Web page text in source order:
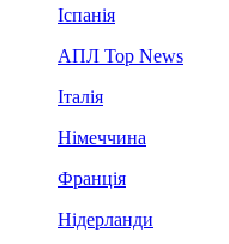
Іспанія
АПЛ Top News
Італія
Німеччина
Франція
Нідерланди